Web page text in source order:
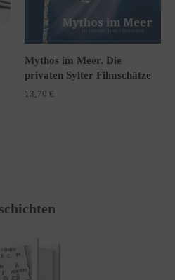
Mythos im Meer. Die
privaten Sylter Filmschätze
13,70€